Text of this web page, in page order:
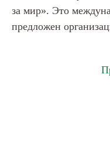
за мир». Это
предложен